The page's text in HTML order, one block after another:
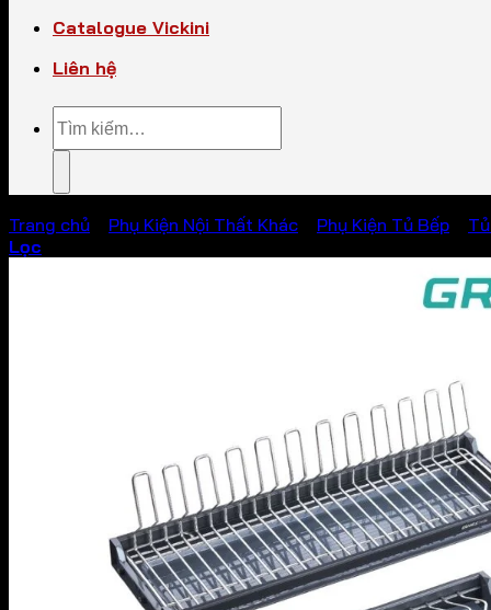
Catalogue Vickini
Liên hệ
Tìm
kiếm:
Trang chủ Phụ Kiện Nội Thất Khác Phụ Kiện Tủ Bếp
Lọc